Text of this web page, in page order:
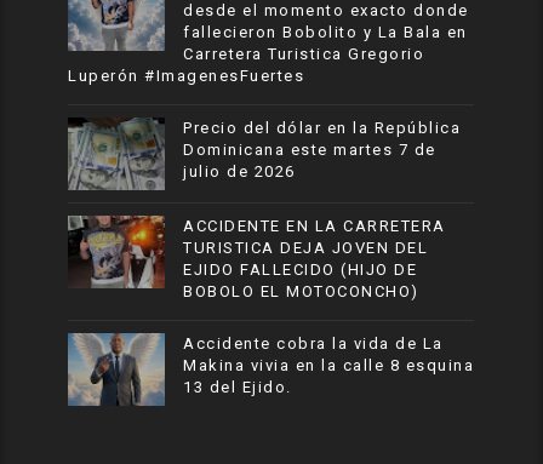
desde el momento exacto donde
fallecieron Bobolito y La Bala en
Carretera Turistica Gregorio
Luperón #ImagenesFuertes
Precio del dólar en la República
Dominicana este martes 7 de
julio de 2026
ACCIDENTE EN LA CARRETERA
TURISTICA DEJA JOVEN DEL
EJIDO FALLECIDO (HIJO DE
BOBOLO EL MOTOCONCHO)
Accidente cobra la vida de La
Makina vivia en la calle 8 esquina
13 del Ejido.